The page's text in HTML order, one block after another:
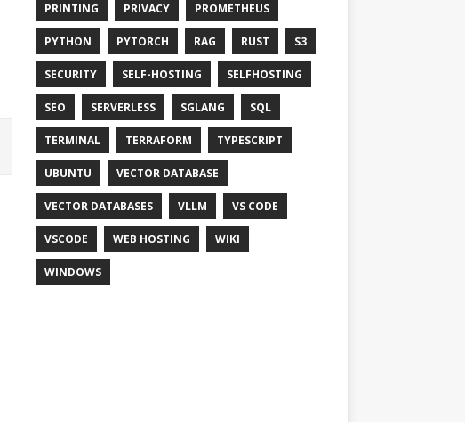
PRINTING PRIVACY PROMETHEUS
PYTHON PYTORCH RAG RUST S3
SECURITY SELF-HOSTING SELFHOSTING
SEO SERVERLESS SGLANG SQL
TERMINAL TERRAFORM TYPESCRIPT
UBUNTU VECTOR DATABASE
VECTOR DATABASES VLLM VS CODE
VSCODE WEB HOSTING WIKI
WINDOWS